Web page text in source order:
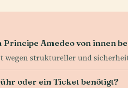
Amedeo von innen
wegen struktureller und
oder ein Ticket benötigt?